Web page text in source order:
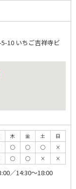
10 いちご吉祥寺ビ
木 金 土
日
◯ ◯ ◯
×
◯ ◯ × ×
／14:30～18:00